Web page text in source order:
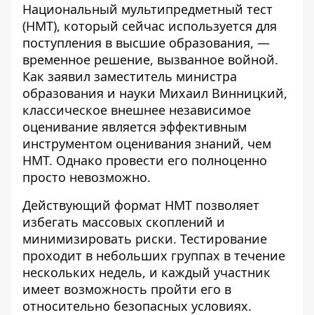
Национальный мультипредметный тест
(НМТ), который сейчас используется для
поступления в высшие образования, —
временное решение, вызванное войной.
Как заявил заместитель министра
образования и науки Михаил Винницкий,
классическое внешнее независимое
оценивание является эффективным
инструментом оценивания знаний, чем
НМТ. Однако провести его полноценно
просто невозможно.
Действующий формат НМТ позволяет
избегать массовых скоплений и
минимизировать риски. Тестирование
проходит в небольших группах в течение
нескольких недель, и каждый участник
имеет возможность пройти его в
относительно безопасных условиях.